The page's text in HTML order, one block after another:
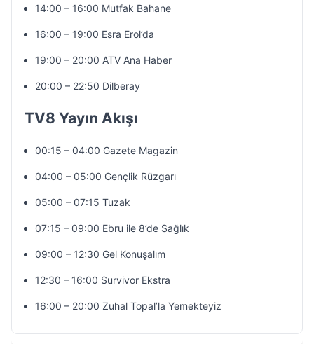
14:00 – 16:00 Mutfak Bahane
16:00 – 19:00 Esra Erol’da
19:00 – 20:00 ATV Ana Haber
20:00 – 22:50 Dilberay
TV8 Yayın Akışı
00:15 – 04:00 Gazete Magazin
04:00 – 05:00 Gençlik Rüzgarı
05:00 – 07:15 Tuzak
07:15 – 09:00 Ebru ile 8’de Sağlık
09:00 – 12:30 Gel Konuşalım
12:30 – 16:00 Survivor Ekstra
16:00 – 20:00 Zuhal Topal’la Yemekteyiz